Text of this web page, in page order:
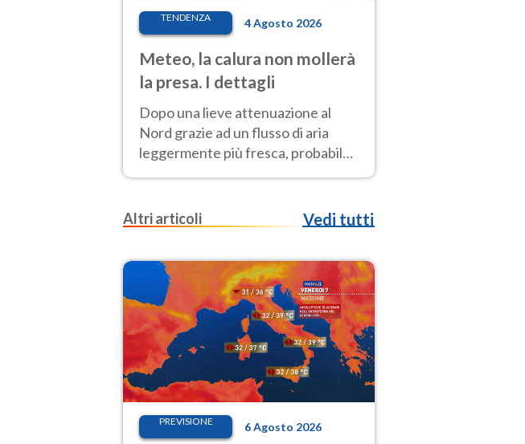
TENDENZA 4 Agosto 2026
Meteo, la calura non mollerà
la presa. I dettagli
Dopo una lieve attenuazione al
Nord grazie ad un flusso di aria
leggermente più fresca, probabile
nuovo rinforzo dell’anticiclone
Altri articoli
Vedi tutti
PREVISIONE 6 Agosto 2026